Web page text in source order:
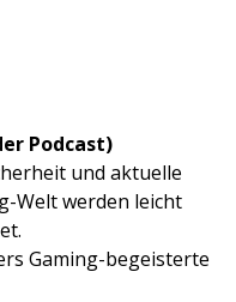
Podcast)
und aktuelle
Welt werden leicht
Gaming-begeisterte